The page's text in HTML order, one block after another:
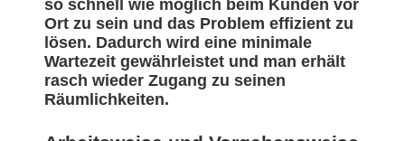
so schnell wie möglich beim Kunden vor
Ort zu sein und das Problem effizient zu
lösen. Dadurch wird eine minimale
Wartezeit gewährleistet und man erhält
rasch wieder Zugang zu seinen
Räumlichkeiten.